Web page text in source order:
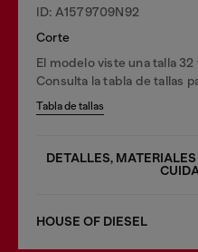
ID: A1579709N92
Corte
El modelo viste una talla 32
Consulta la tabla de tallas
Tabla de tallas
DETALLES,
HOUSE OF DIESEL